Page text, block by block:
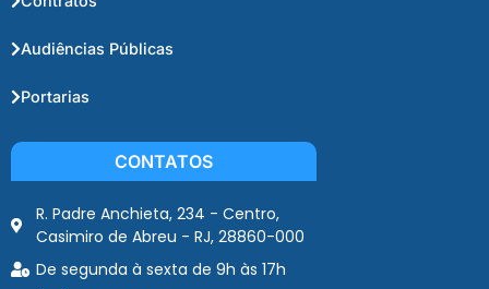
Audiências Públicas
Portarias
CONTATOS
R. Padre Anchieta, 234 - Centro,
Casimiro de Abreu - RJ, 28860-000
De segunda à sexta de 9h às 17h